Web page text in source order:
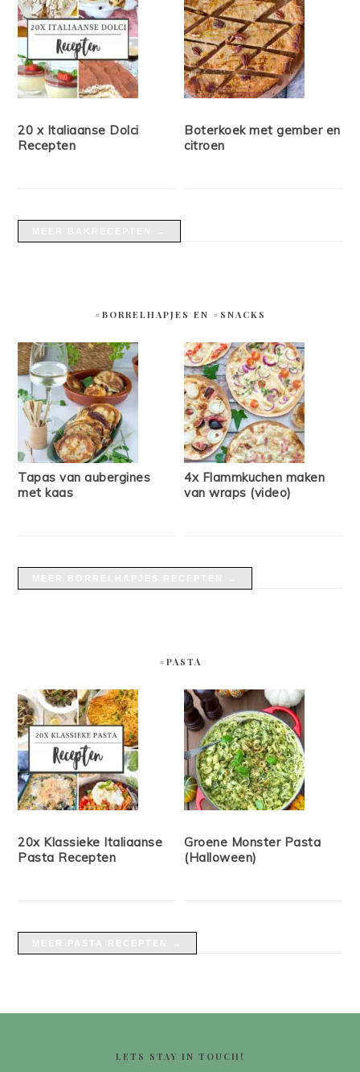
20 x Italiaanse Dolci
Recepten
Boterkoek met gember en
citroen
#BORRELHAPJES EN #SNACKS
Tapas van aubergines
met kaas
4x Flammkuchen maken
van wraps (video)
#PASTA
20x Klassieke Italiaanse
Pasta Recepten
Groene Monster Pasta
(Halloween)
LETS STAY IN TOUCH!